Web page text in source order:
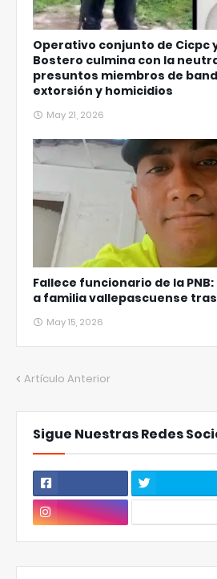
Operativo conjunto de Cicpc y
Bostero culmina con la
presuntos miembros de
extorsión y homicidios
May 21, 2026
Fallece funcionario de la
a familia vallepascuense
May 15, 2026
Artículo Anterior
Sigue Nuestras Redes